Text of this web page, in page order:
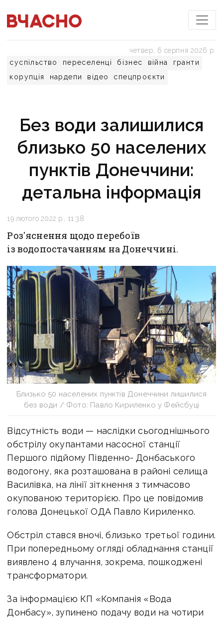
суспільство переселенці бізнес війна
гранти
корупція
нардепи відео спецпроєкти
четвер, 6 серпня 2026 р.
Без води залишилися
близько 50 населених
пунктів Донеччини:
детальна інформація
19 лютого 2022 р., 11:38
Роз'яснення щодо перебоїв
із водопостачанням на Донеччині.
Близько 50 населених пунктів Донеччини лишилися
без води / Фото: Павло Кириленко у Фейсбуці
Відсутність води — наслідки сьогоднішнього
обстрілу окупантами насосної станції
Першого підйому Південно- Донбаського
водогону, яка розташована в районі селища
Василівка, на лінії зіткнення з тимчасово
окупованою територією. Про це повідомив
голова Донецької ОДА Павло Кириленко.
Обстріл стався вночі, близько третьої години.
При попередньому огляді обладнання станції
виявлено 4 влучання, зокрема, пошкоджені
трансформатори.
За інформацією КП «Компанія «Вода
Донбасу», зупинено подачу води на чотири